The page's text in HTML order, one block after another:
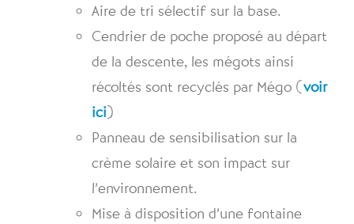
Aire de tri sélectif sur la base.
Cendrier de poche proposé au départ
de la descente, les mégots ainsi
récoltés sont recyclés par Mégo (voir
ici)
Panneau de sensibilisation sur la
crème solaire et son impact sur
l’environnement.
Mise à disposition d’une fontaine